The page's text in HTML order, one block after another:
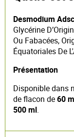
Desmodium
Glycérine
Ou Fabacées,
Équatoriales De
Présentation
Disponible dans
de flacon de60
500 ml.